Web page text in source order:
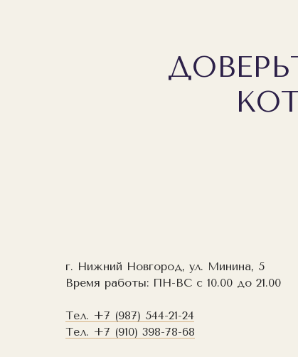
г. Нижний Новгород, ул. Минина, 5
Время работы: ПН-ВС с 10.00 до 21.00
Тел. +7 (987) 544-21-24
Тел. +7 (910) 398-78-68